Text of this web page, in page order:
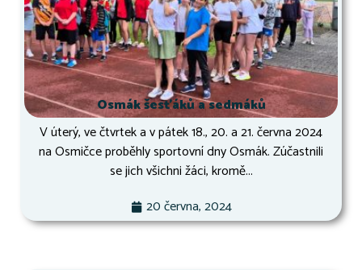
Osmák šesťáků a sedmáků
V úterý, ve čtvrtek a v pátek 18., 20. a 21. června 2024
na Osmičce proběhly sportovní dny Osmák. Zúčastnili
se jich všichni žáci, kromě...
20 června, 2024